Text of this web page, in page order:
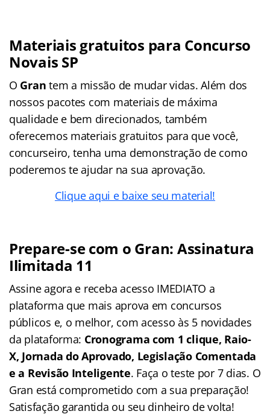
Materiais gratuitos para Concurso
Novais SP
O Grantem a missão de mudar vidas. Além dos
nossos pacotes com materiais de máxima
qualidade e bem direcionados, também
oferecemos materiais gratuitos para que você,
concurseiro, tenha uma demonstração de como
poderemos te ajudar na sua aprovação.
Clique aqui e baixe seu material!
Prepare-se com o Gran: Assinatura
Ilimitada 11
Assine agora e receba acesso IMEDIATO a
plataforma que mais aprova em concursos
públicos e, o melhor, com acesso às 5 novidades
da plataforma: Cronograma com 1 clique, Raio-
X, Jornada do Aprovado, Legislação Comentada
e a Revisão Inteligente. Faça o teste por 7 dias. O
Gran está comprometido com a sua preparação!
Satisfação garantida ou seu dinheiro de volta!